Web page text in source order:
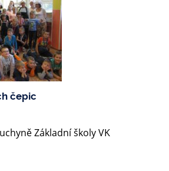
čepic
Základní školy VK